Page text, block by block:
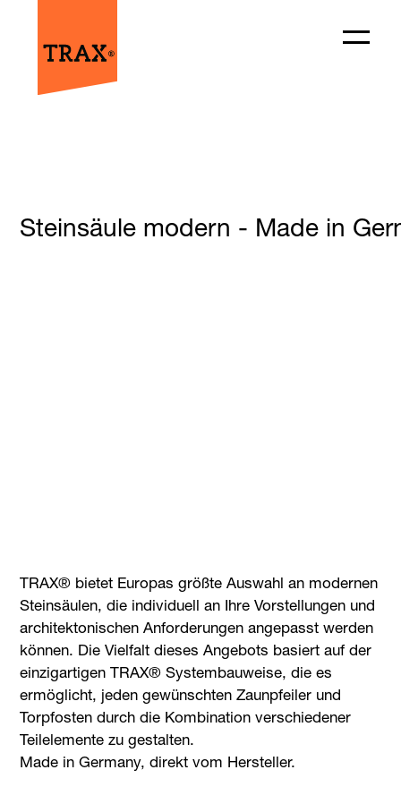
Steinsäule modern - Made in
TRAX® bietet Europas größte Auswahl an modernen
Steinsäulen, die individuell an Ihre Vorstellungen und
architektonischen Anforderungen angepasst werden
können. Die Vielfalt dieses Angebots basiert auf der
einzigartigen TRAX® Systembauweise, die es
ermöglicht, jeden gewünschten Zaunpfeiler und
Torpfosten durch die Kombination verschiedener
Teilelemente zu gestalten.
Made in Germany, direkt vom Hersteller.